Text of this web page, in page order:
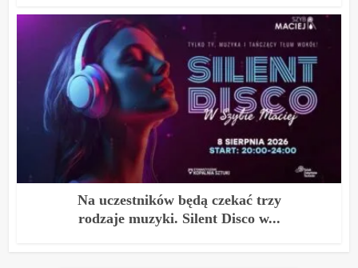
Na uczestników będą czekać trzy
rodzaje muzyki. Silent Disco w...